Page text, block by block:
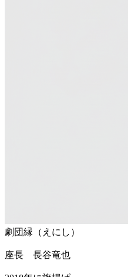
劇団縁（えにし）
座長 長谷竜也